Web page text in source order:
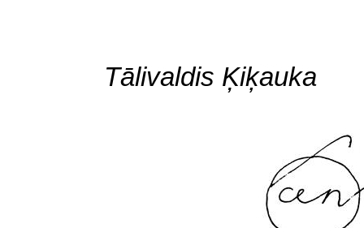
Tālivaldis Ķiķauka